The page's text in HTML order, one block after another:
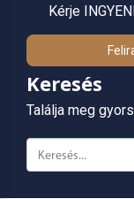
Kérje
Keresés
Találja meg